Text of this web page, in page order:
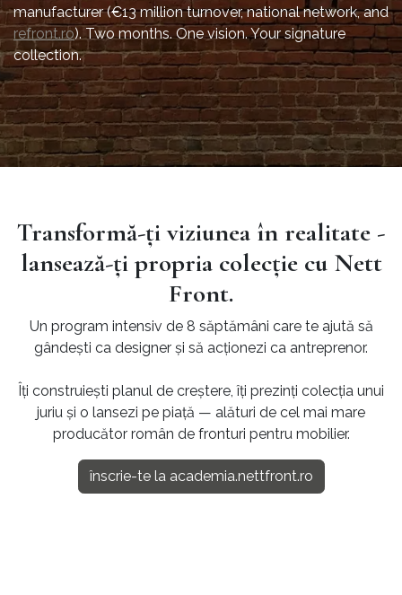
manufacturer (€13 million turnover, national network, and
refront.ro). Two months. One vision. Your signature
collection.
Transformă-ți viziunea în realitate -
lansează-ți propria colecție cu Nett
Front.
Un program intensiv de 8 săptămâni care te ajută să
gândești ca designer și să acționezi ca antreprenor.
Îți construiești planul de creștere, îți prezinți colecția unui
juriu și o lansezi pe piață — alături de cel mai mare
producător român de fronturi pentru mobilier.
înscrie-te la academia.nettfront.ro